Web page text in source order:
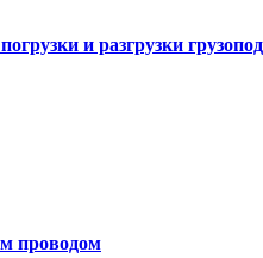
и разгрузки
проводом